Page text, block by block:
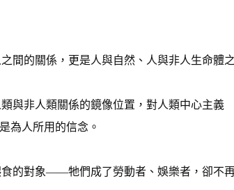
間的關係，更是人與自然、人與非人生命體
與非人類關係的鏡像位置，對人類中心主義
為人所用的信念。
的對象——牠們成了勞動者、娛樂者，卻不